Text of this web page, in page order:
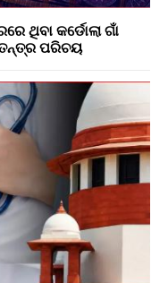
ଥିବା କର୍ଡୋଲା ଗାଁ
ପରିଚୟ